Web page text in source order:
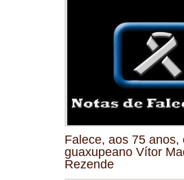
Falece, aos 75 anos,
guaxupeano Vítor
Rezende